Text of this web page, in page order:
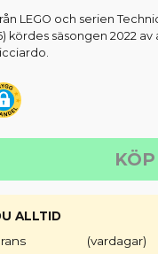
LEGO och serien
kördes säsongen 2022
KÖP
ALLTID
(vardagar)